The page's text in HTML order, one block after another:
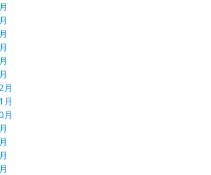
月
月
月